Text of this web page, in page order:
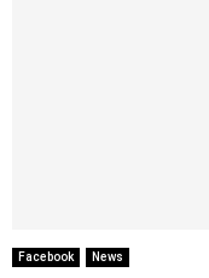
Facebook News